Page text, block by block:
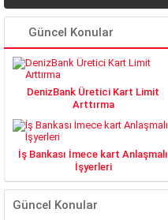
Olan Şubeler Hangisi?
Güncel Konular
DenizBank Üretici Kart Limit
Arttırma
İş Bankası İmece kart Anlaşmalı
İşyerleri
Güncel Konular